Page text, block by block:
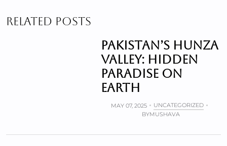
RELATED POSTS
Pakistan’s Hunza
valley: Hidden
paradise on
Earth
MAY 07, 2025
UNCATEGORIZED
BYMUSHAVA